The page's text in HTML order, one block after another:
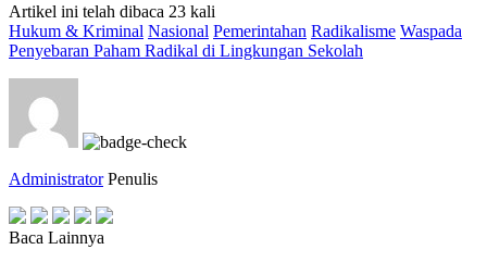
Artikel ini telah dibaca 23 kali
Hukum & Kriminal Nasional Pemerintahan Radikalisme Waspada
Penyebaran Paham Radikal di Lingkungan Sekolah
Administrator Penulis
Baca Lainnya